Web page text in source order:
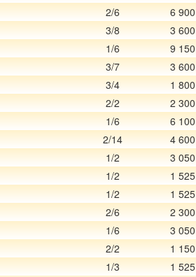
2/6 6 900
3/8 3 600
1/6 9 150
3/7 3 600
3/4 1 800
2/2 2 300
1/6 6 100
2/14 4 600
1/2 3 050
1/2 1 525
1/2 1 525
2/6 2 300
1/6 3 050
2/2 1 150
1/3 1 525